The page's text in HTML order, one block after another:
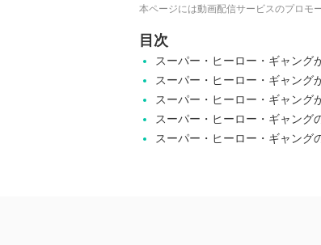
本ページには動画配信サービスのプロモ
目次
スーパー・ヒーロー・ギャング
スーパー・ヒーロー・ギャング
スーパー・ヒーロー・ギャング
スーパー・ヒーロー・ギャング
スーパー・ヒーロー・ギャング